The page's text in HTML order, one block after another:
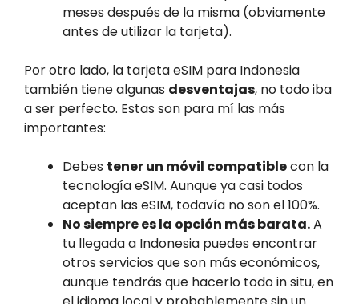
meses después de la misma (obviamente
antes de utilizar la tarjeta).
Por otro lado, la tarjeta eSIM para Indonesia
también tiene algunas desventajas, no todo iba
a ser perfecto. Estas son para mí las más
importantes:
Debes tener un móvil compatiblecon la
tecnología eSIM. Aunque ya casi todos
aceptan las eSIM, todavía no son el 100%.
No siempre es la opción más barata.A
tu llegada a Indonesia puedes encontrar
otros servicios que son más económicos,
aunque tendrás que hacerlo todo in situ, en